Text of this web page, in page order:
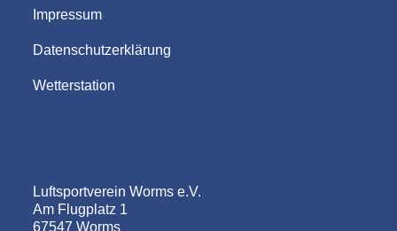
Impressum
Datenschutzerklärung
Wetterstation
Luftsportverein Worms e.V.
Am Flugplatz 1
67547 Worms